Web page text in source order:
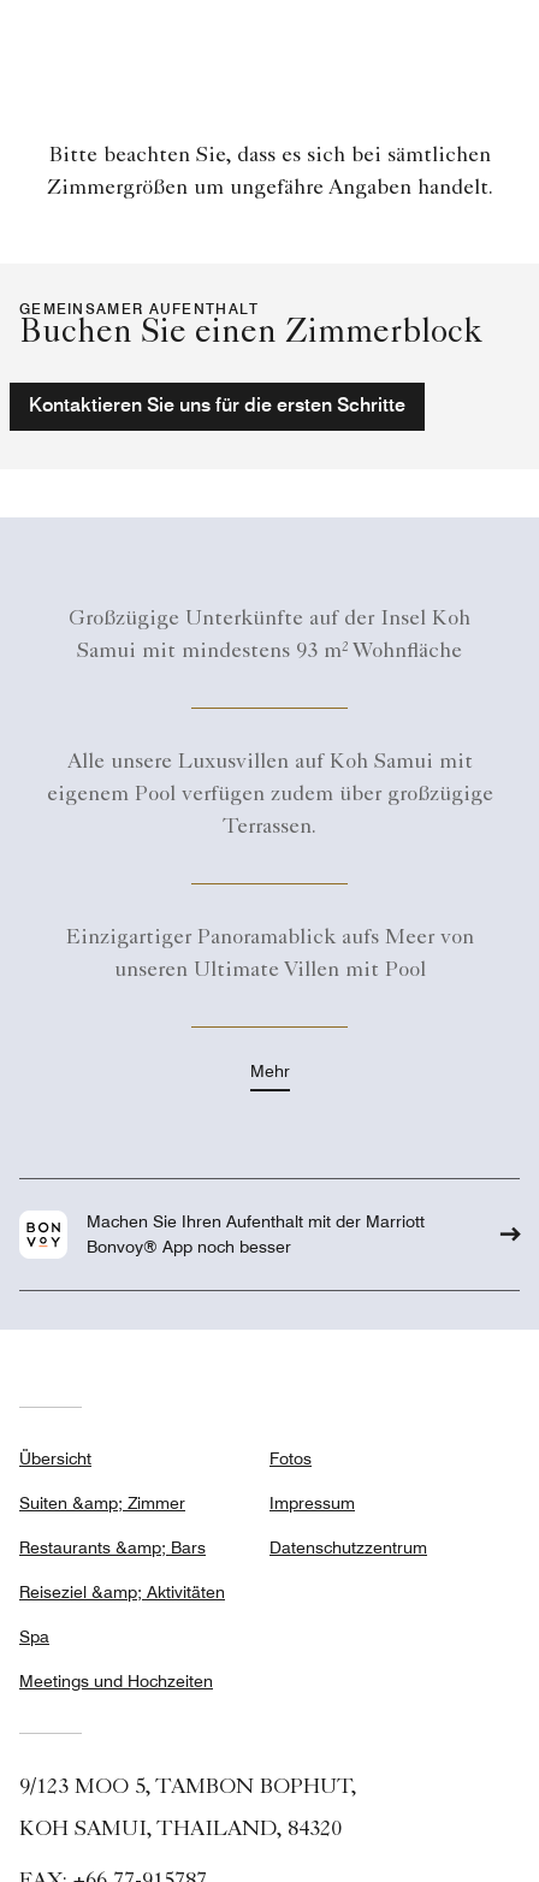
Bitte beachten Sie, dass es sich bei sämtlichen
Zimmergrößen um ungefähre Angaben handelt.
GEMEINSAMER AUFENTHALT
Buchen Sie einen Zimmerblock
Kontaktieren Sie uns für die ersten Schritte
Großzügige Unterkünfte auf der Insel Koh
Samui mit mindestens 93 m² Wohnfläche
Alle unsere Luxusvillen auf Koh Samui mit
eigenem Pool verfügen zudem über großzügige
Terrassen.
Einzigartiger Panoramablick aufs Meer von
unseren Ultimate Villen mit Pool
Mehr
Machen Sie Ihren Aufenthalt mit der Marriott
Bonvoy® App noch besser
Übersicht
Suiten &amp; Zimmer
Restaurants &amp; Bars
Reiseziel &amp; Aktivitäten
Spa
Meetings und Hochzeiten
Fotos
Impressum
Datenschutzzentrum
9/123 MOO 5, TAMBON BOPHUT,
KOH SAMUI, THAILAND, 84320